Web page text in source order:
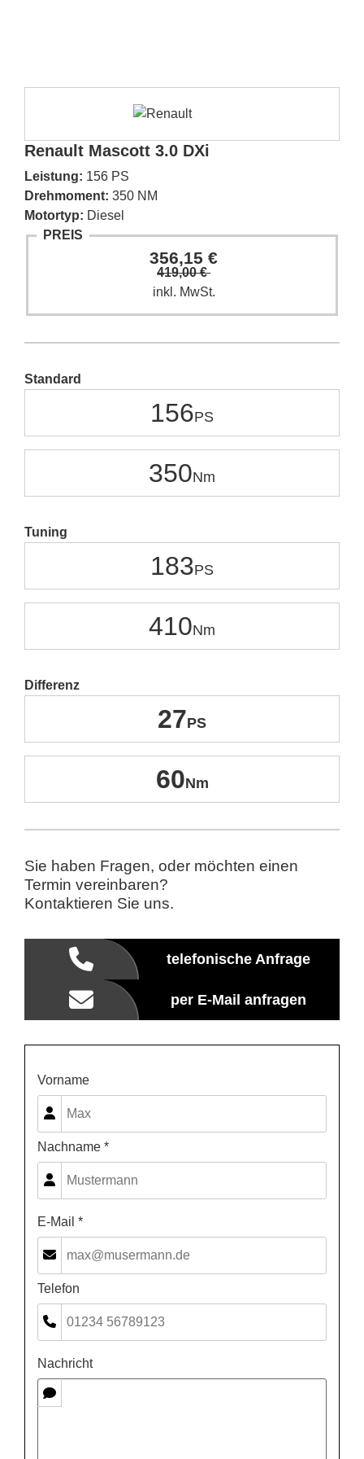
Renault Mascott 3.0 DXi
Leistung: 156 PS
Drehmoment: 350 NM
Motortyp: Diesel
PREIS
356,15 €
419,00 €
inkl. MwSt.
Standard
156
350
Tuning
183
410
Differenz
27
60
Sie haben Fragen, oder möchten einen
Termin vereinbaren?
Kontaktieren Sie uns.
telefonische Anfrage
per E-Mail anfragen
Vorname
Nachname *
E-Mail *
Telefon
Nachricht